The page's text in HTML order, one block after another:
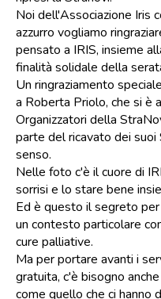
Noi dell'Associazione Iris
azzurro vogliamo
pensato a IRIS, insieme
finalità solidale della
Un ringraziamento
a Roberta Priolo, che si è
Organizzatori della
parte del ricavato dei suoi
senso.
Nelle foto c'è il cuore di
sorrisi e lo stare bene
Ed è questo il segreto
un contesto particolare
cure palliative.
Ma per portare avanti i
gratuita, c'è bisogno
come quello che ci hanno